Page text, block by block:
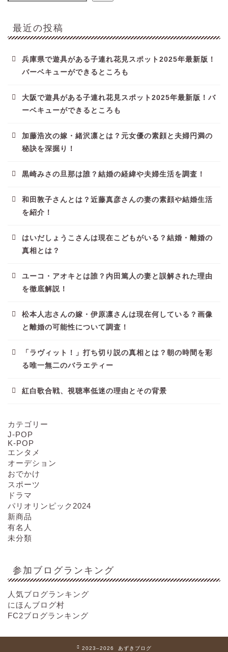
最近の投稿
兵庫県で遊具がある子連れ花見スポット2025年最新版！
バーベキューができるところも
大阪で遊具がある子連れ花見スポット2025年最新版！バ
ーベキューができるところも
加藤浩次の嫁・緒沢凛とは？元女優の素顔と夫婦円満の
秘訣を深掘り！
黒崎みさの旦那は誰？結婚の経緯や夫婦生活を調査！
和田敦子さんとは？近藤真彦さんの妻の素顔や結婚生活
を紹介！
はいだしょうこさんは現在こどもがいる？結婚・離婚の
真相とは？
ユーコ・アオキとは誰？内田篤人の妻と誤解された理由
を徹底解説！
松本人志さんの嫁・伊原凛さんは現在何している？画像
と離婚の可能性について調査！
「ラヴィット！」打ち切り説の真相とは？朝の時間を彩
る唯一無二のバラエティー
紅白歌合戦、視聴率低迷の理由とその背景
カテゴリー
J-POP
K-POP
エンタメ
オーデション
おでかけ
スポーツ
ドラマ
パリオリンピック2024
新商品
有名人
未分類
参加ブログランキング
人気ブログランキング
にほんブログ村
FC2ブログランキング
2023–2026 あずきブログ